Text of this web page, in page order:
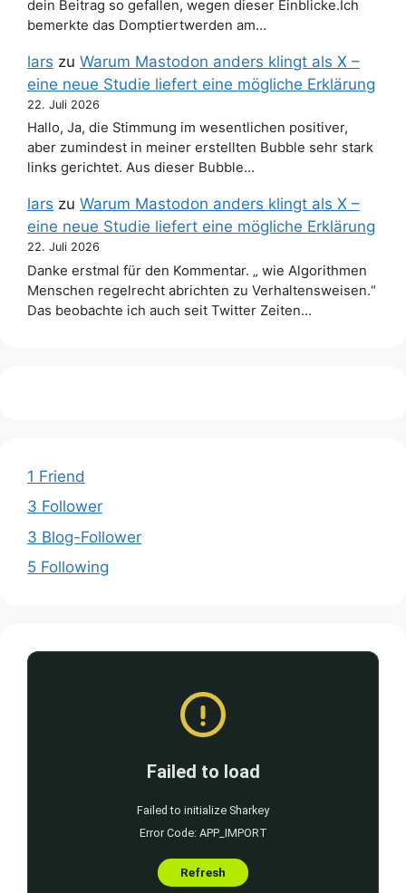
dein Beitrag so gefallen, wegen dieser Einblicke.Ich
bemerkte das Domptiertwerden am…
lars zu Warum Mastodon anders klingt als X –
eine neue Studie liefert eine mögliche Erklärung
22. Juli 2026
Hallo, Ja, die Stimmung im wesentlichen positiver,
aber zumindest in meiner erstellten Bubble sehr stark
links gerichtet. Aus dieser Bubble…
lars zu Warum Mastodon anders klingt als X –
eine neue Studie liefert eine mögliche Erklärung
22. Juli 2026
Danke erstmal für den Kommentar. „ wie Algorithmen
Menschen regelrecht abrichten zu Verhaltensweisen.“
Das beobachte ich auch seit Twitter Zeiten…
1 Friend
3 Follower
3 Blog-Follower
5 Following